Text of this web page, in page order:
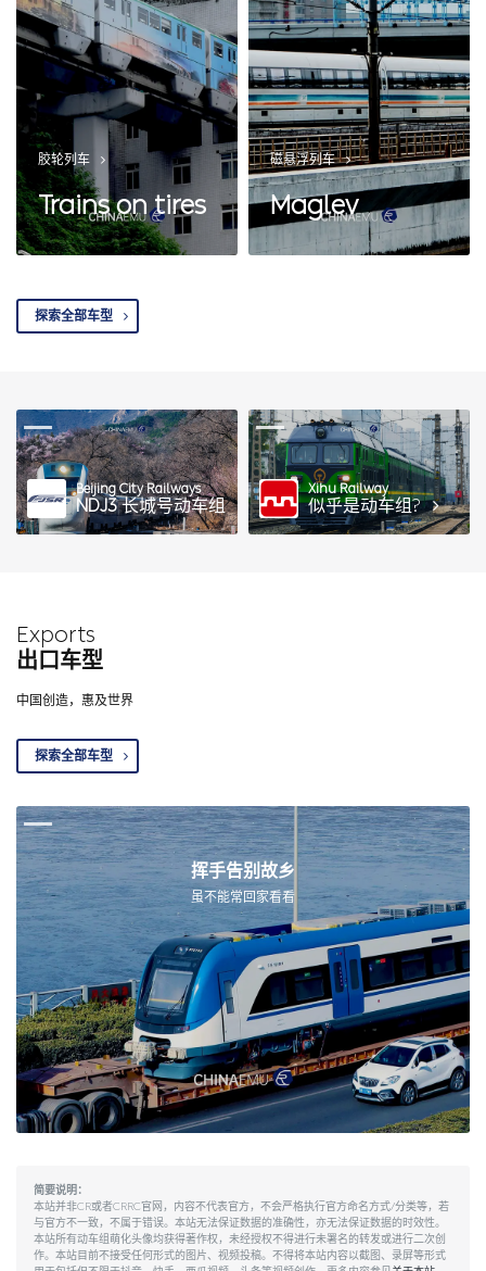
胶轮列车
Trains on tires
磁悬浮列车
Maglev
探索全部车型
Beijing City Railways
NDJ3长城号动车组
Xihu Railway
似乎是动车组?
Exports
出口车型
中国创造，惠及世界
探索全部车型
挥手告别故乡
虽不能常回家看看
简要说明：
本站并非CR或者CRRC官网，内容不代表官方，不会严格执行官方命名方式/分类等，若
与官方不一致，不属于错误。本站无法保证数据的准确性，亦无法保证数据的时效性。
本站所有动车组萌化头像均获得著作权，未经授权不得进行未署名的转发或进行二次创
作。本站目前不接受任何形式的图片、视频投稿。不得将本站内容以截图、录屏等形式